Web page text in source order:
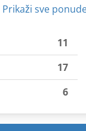
Prikaži sve
11
17
6